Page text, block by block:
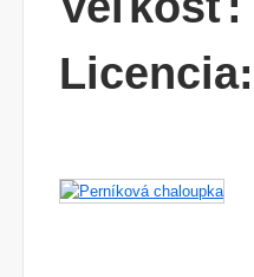
Licencia: